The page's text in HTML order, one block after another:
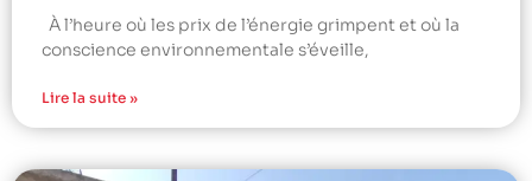
À l’heure où les prix de l’énergie grimpent et où la
conscience environnementale s’éveille,
Lire la suite »